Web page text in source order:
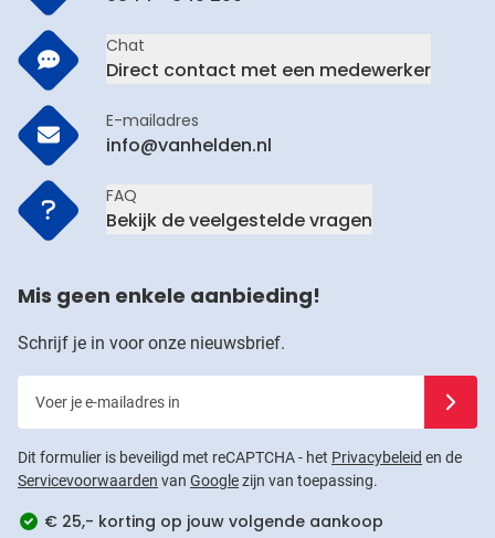
Chat
Direct contact met een medewerker
E-mailadres
info@vanhelden.nl
FAQ
Bekijk de veelgestelde vragen
Mis geen enkele aanbieding!
Schrijf je in voor onze nieuwsbrief.
Dit formulier is beveiligd met reCAPTCHA - het Privacybeleid en de
Servicevoorwaarden van Googlezijn van toepassing.
€ 25,- korting op jouw volgende aankoop